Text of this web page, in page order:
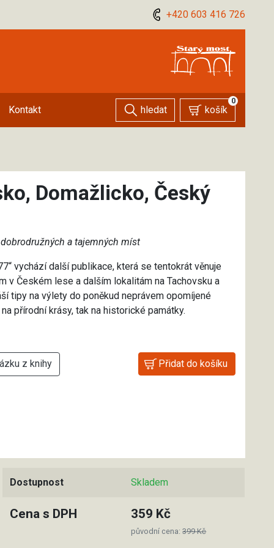
+420 603 416 726
hledat košík
0
Kontakt
Domažlicko, Český
a tajemných míst
vychází další publikace, která se tentokrát věnuje
v Českém lese a dalším lokalitám na Tachovsku a
tipy na výlety do poněkud neprávem opomíjené
přírodní krásy, tak na historické památky.
z knihy
Dostupnost Skladem
Cena s DPH 359 Kč
původní cena:399 Kč